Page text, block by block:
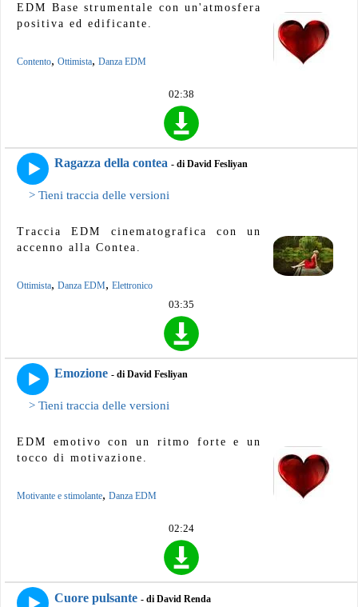
EDM Base strumentale con un'atmosfera
positiva ed edificante.
Contento, Ottimista, Danza EDM
02:38
Ragazza della contea - di David Fesliyan
> Tieni traccia delle versioni
Traccia EDM cinematografica con un
accenno alla Contea.
Ottimista, Danza EDM, Elettronico
03:35
Emozione - di David Fesliyan
> Tieni traccia delle versioni
EDM emotivo con un ritmo forte e un
tocco di motivazione.
Motivante e stimolante, Danza EDM
02:24
Cuore pulsante - di David Renda